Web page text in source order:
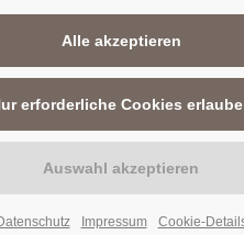
Verkauf
• Atelier für Schmuck
Impressum Cookie-